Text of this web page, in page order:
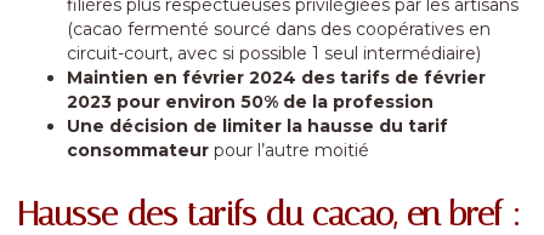
filières plus respectueuses privilégiées par les artisans
(cacao fermenté sourcé dans des coopératives en
circuit-court, avec si possible 1 seul intermédiaire)
Maintien en février 2024 des tarifs de février
2023 pour environ 50% de la profession
Une décision de limiter la hausse du tarif
consommateur pour l’autre moitié
Hausse des tarifs du cacao, en bref :